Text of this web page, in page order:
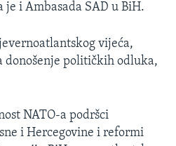
je i Ambasada SAD u BiH.
vijeća,
donošenje političkih odluka,
NATO-a podršci
i Hercegovine i reformi